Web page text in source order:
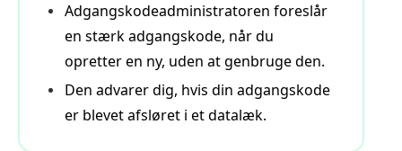
Adgangskodeadministratoren foreslår
en stærk adgangskode, når du
opretter en ny, uden at genbruge den.
Den advarer dig, hvis din adgangskode
er blevet afsløret i et datalæk.